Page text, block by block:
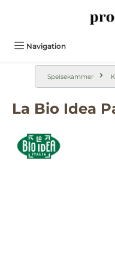
Navigation
Speisekammer
La Bio Idea